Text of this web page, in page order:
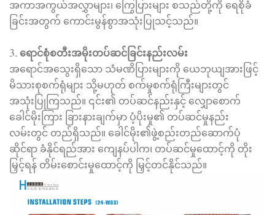
အကာအကွယ်အလွှာများ၊ ကြွေပြားများ စသည်တို့ကို ရေစိုခံ
ခြင်းအတွက် ကောင်းမွန်စွာအသုံးပြုသင့်သည်။
3. ရောင်စုံစတီးအမိုးတပ်ဆင်ခြင်းနည်းလမ်း
အရောင်အသွေးရှိသော သံမဏိပြားများကို ယေဘုယျအားဖြင့်
မိသားစုစက်ရုံများ သို့မဟုတ် စက်မှုစက်ရုံကြီးများတွင်
အသုံးပြုကြသည်။ ၎င်း၏ တပ်ဆင်နည်းနှင့် လျှောစောက်
ခေါင်မိုးကြား ခြားနားချက်မှာ ပံ့ပိုးမှု၏ တပ်ဆင်မှုနည်း
လမ်းတွင် တည်ရှိသည်။ ခေါင်မိုး၏ဖွဲ့စည်းတည်ဆောက်ပုံ
ဆိုင်ရာ ခံနိုင်ရည်အား ကျေနပ်ပါက၊ တပ်ဆင်မှုထောင့်ကို တိုး
မြှင့်ရန် တိမ်းစောင်းမှုထောင့်ကို မြှင့်တင်နိုင်သည်။